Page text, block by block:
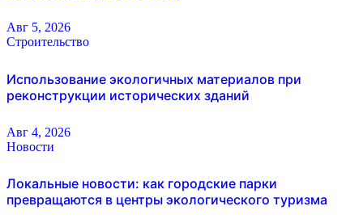
Авг 5, 2026
Строительство
Использование экологичных материалов при
реконструкции исторических зданий
Авг 4, 2026
Новости
Локальные новости: как городские парки
превращаются в центры экологического туризма